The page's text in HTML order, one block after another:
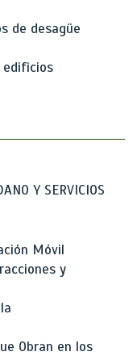
de desagüe
edificios
Y SERVICIOS
Móvil
y
Obran en los